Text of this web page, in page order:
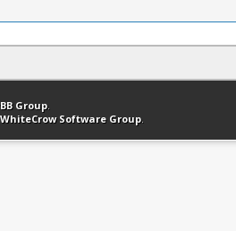
Retourner en haut Version bas-débit
Group.
WhiteCrow Software Group.